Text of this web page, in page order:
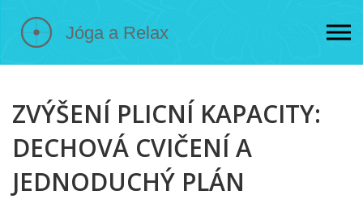
ZVÝŠENÍ PLICNÍ KAPACITY:
DECHOVÁ CVIČENÍ A
JEDNODUCHÝ PLÁN